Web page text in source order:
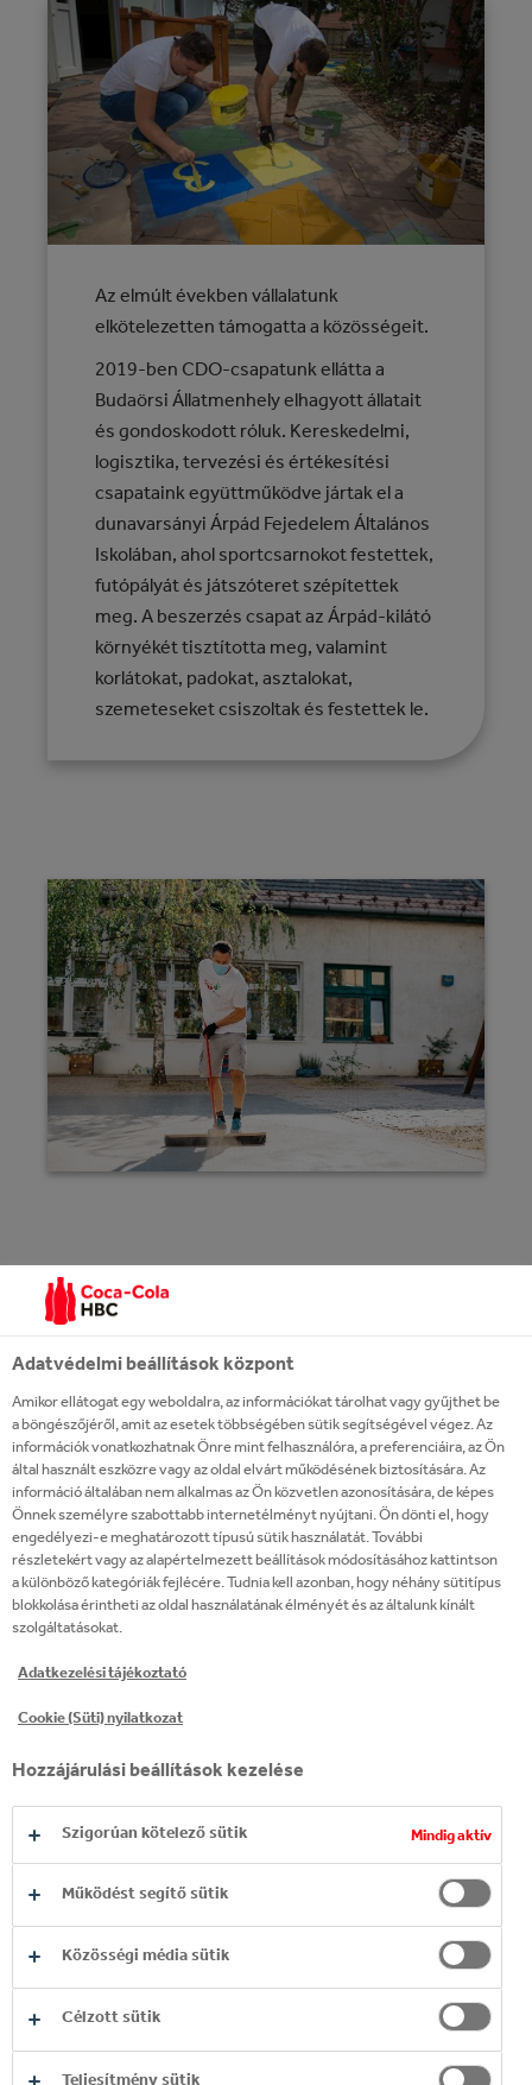
Az elmúlt években vállalatunk
elkötelezetten támogatta a közösségeit.
2019-ben CDO-csapatunk ellátta a
Budaörsi Állatmenhely elhagyott állatait
és gondoskodott róluk. Kereskedelmi,
logisztika, tervezési és értékesítési
csapataink együttműködve jártak el a
dunavarsányi Árpád Fejedelem Általános
Iskolában, ahol sportcsarnokot festettek,
futópályát és játszóteret szépítettek
meg. A beszerzés csapat az Árpád-kilátó
környékét tisztította meg, valamint
korlátokat, padokat, asztalokat,
szemeteseket csiszoltak és festettek le.
2020-ban önkénteseink a csepeli öttusa telep
felújításában vettek részt és az Újpesti EGYMI-ben
felújításában. Az év során az északkeleti értékesítési
csapatunk új irodát kapott, melyet közösségi
erőfeszítés hozott létre.
2021-ben fák, cserjék és egyéb
növények ültetésével támogattuk a
Adatvédelmi beállítások központ
Amikor ellátogat egy weboldalra, az információkat tárolhat vagy gyűjthet be
a böngészőjéről, amit az esetek többségében sütik segítségével végez. Az
információk vonatkozhatnak Önre mint felhasználóra, a preferenciáira, az Ön
által használt eszközre vagy az oldal elvárt működésének biztosítására. Az
információ általában nem alkalmas az Ön közvetlen azonosítására, de képes
Önnek személyre szabottabb internetélményt nyújtani. Ön dönti el, hogy
engedélyezi-e meghatározott típusú sütik használatát. További
részletekért vagy az alapértelmezett beállítások módosításához kattintson
a különböző kategóriák fejlécére. Tudnia kell azonban, hogy néhány sütitípus
blokkolása érintheti az oldal használatának élményét és az általunk kínált
szolgáltatásokat.
Adatkezelési tájékoztató
Cookie (Süti) nyilatkozat
Hozzájárulási beállítások kezelése
Szigorúan kötelező sütik Mindig aktív
Működést segítő sütik
Közösségi média sütik
Célzott sütik
Teljesítmény sütik